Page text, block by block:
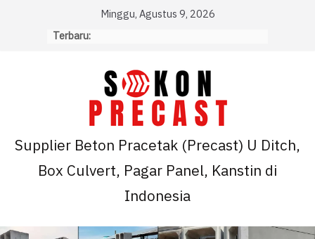
Minggu, Agustus 9, 2026
Terbaru:
Supplier Beton Pracetak (Precast) U Ditch,
Box Culvert, Pagar Panel, Kanstin di
Indonesia